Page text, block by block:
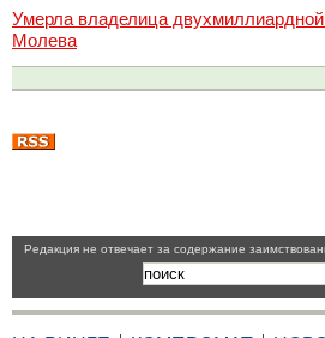
Умерла владелица
Молева
Pедакция не отвечает за содержание